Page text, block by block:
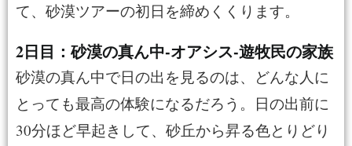
て、砂漠ツアーの初日を締めくくります。
2日目：砂漠の真ん中-オアシス-遊牧民の家族
砂漠の真ん中で日の出を見るのは、どんな人に
とっても最高の体験になるだろう。日の出前に
30分ほど早起きして、砂丘から昇る色とりどり